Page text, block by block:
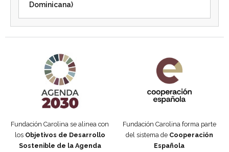
Dominicana)
Fundación Carolina se alinea con
los Objetivos de Desarrollo
Sostenible de la Agenda
Fundación Carolina forma parte
del sistema de Cooperación
Española